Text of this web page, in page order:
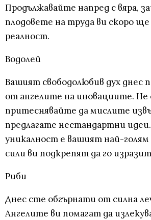
Продължавайте напред с вяра,
плодовете на труда ви скоро
реалност.
Водолей
Вашият свободолюбив дух днес
от ангелите на иновациите. Не
притеснявайте да мислите
предлагате нестандартни
уникалност е вашият най-
сили ви подкрепят да го
Риби
Днес сте обгърнати от силна
Ангелите ви помагат да